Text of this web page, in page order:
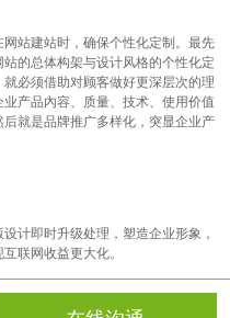
站建站时，确保个性化定制。最先
的总体构架与设计风格的个性化定
必须借助对顾客做好更深层次的理
产品內容、质量、技术、使用价值
就是品牌推广多样化，突显企业产
计即时升级处理，塑造企业形象，
联网收益更大化。